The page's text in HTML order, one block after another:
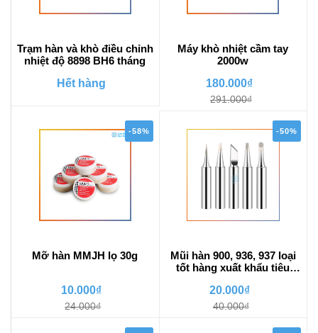
Trạm hàn và khò điều chỉnh
nhiệt độ 8898 BH6 tháng
Hết hàng
Máy khò nhiệt cầm tay
2000w
180.000₫
291.000₫
-58%
Mỡ hàn MMJH lọ 30g
10.000₫
24.000₫
-50%
Mũi hàn 900, 936, 937 loại
tốt hàng xuất khẩu tiêu
20.000₫
40.000₫